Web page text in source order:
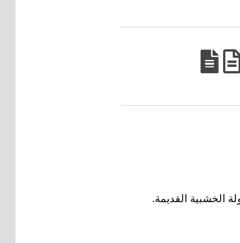
الخشبية القديمة.